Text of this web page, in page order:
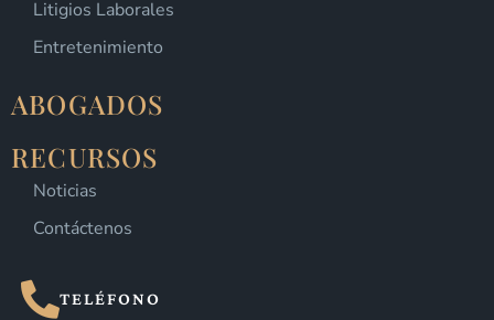
Litigios Laborales
Entretenimiento
ABOGADOS
RECURSOS
Noticias
Contáctenos
TELÉFONO